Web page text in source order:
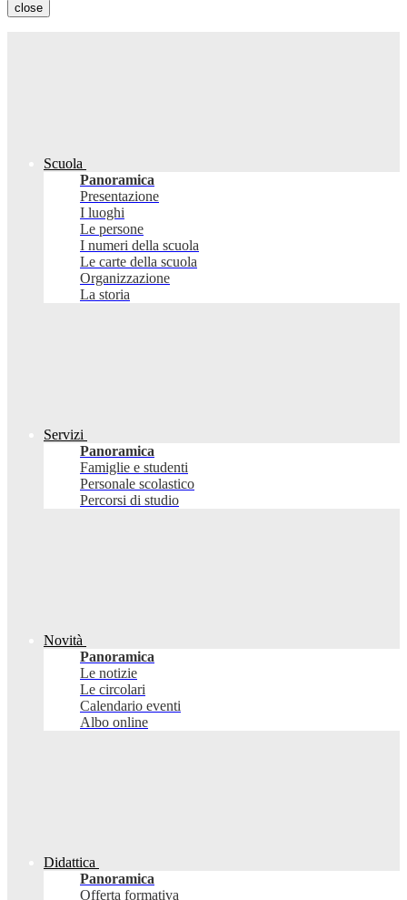
close
Scuola
Panoramica
Presentazione
I luoghi
Le persone
I numeri della scuola
Le carte della scuola
Organizzazione
La storia
Servizi
Panoramica
Famiglie e studenti
Personale scolastico
Percorsi di studio
Novità
Panoramica
Le notizie
Le circolari
Calendario eventi
Albo online
Didattica
Panoramica
Offerta formativa